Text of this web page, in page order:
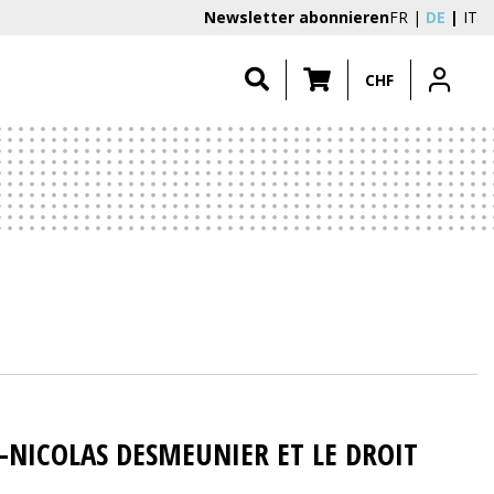
Newsletter abonnierenFR DE IT
CHF
DESMEUNIER ET LE DROIT